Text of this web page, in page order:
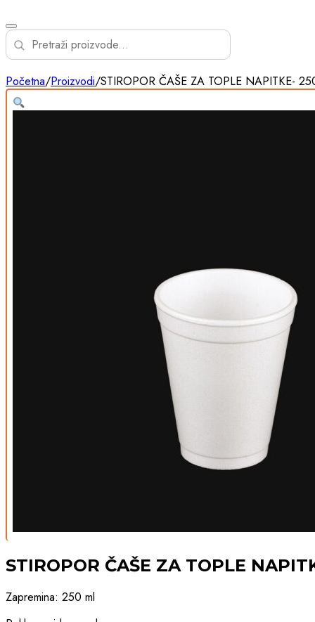
Početna/Proizvodi/STIROPOR ČAŠE ZA TOPLE NAPITKE-
STIROPOR ČAŠE ZA TOPLE
Zapremina: 250 ml